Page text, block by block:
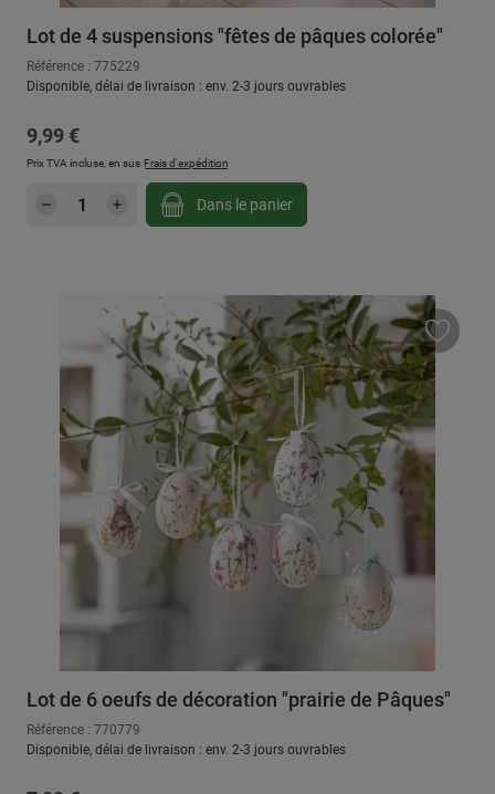
Lot de 4 suspensions "fêtes de pâques colorée"
Référence : 775229
Disponible, délai de livraison : env. 2-3 jours ouvrables
Prix régulier :
9,99 €
Prix TVA incluse, en sus Frais d'expédition
Quantité de produit : Entrez la quantité
Dans le panier
Lot de 6 oeufs de décoration "prairie de Pâques"
Référence : 770779
Disponible, délai de livraison : env. 2-3 jours ouvrables